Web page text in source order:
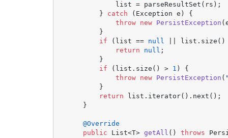
            list = parseResultSet(rs);
        }
catch (Exception e) {
throw new PersistException
        }
if (list == null || list.size()
return
null ;
        }
if (list.size() > 1 ) {
throw new PersistException (
        }
return list.iterator().next();
    }
@Override
public List<T> getAll () throws